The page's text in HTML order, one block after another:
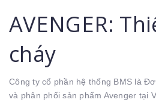
AVENGER:
cháy
Công ty cổ phần hệ thống BMS là
và phân phối sản phẩm Avenger tại